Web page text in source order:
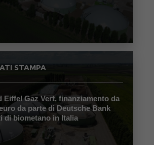
STAMPA
Eiffel Gaz Vert, finanziamento da
da parte di Deutsche Bank
di biometano in Italia